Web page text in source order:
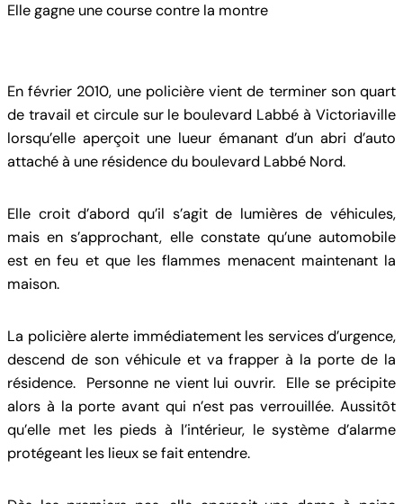
Elle gagne une course contre la montre
En février 2010, une policière vient de terminer son quart
de travail et circule sur le boulevard Labbé à Victoriaville
lorsqu’elle aperçoit une lueur émanant d’un abri d’auto
attaché à une résidence du boulevard Labbé Nord.
Elle croit d’abord qu’il s’agit de lumières de véhicules,
mais en s’approchant, elle constate qu’une automobile
est en feu et que les flammes menacent maintenant la
maison.
La policière alerte immédiatement les services d’urgence,
descend de son véhicule et va frapper à la porte de la
résidence. Personne ne vient lui ouvrir. Elle se précipite
alors à la porte avant qui n’est pas verrouillée. Aussitôt
qu’elle met les pieds à l’intérieur, le système d’alarme
protégeant les lieux se fait entendre.